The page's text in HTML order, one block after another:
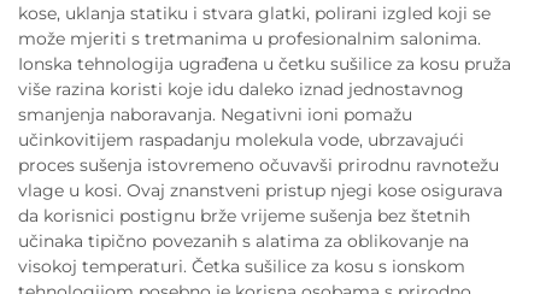
kose, uklanja statiku i stvara glatki, polirani izgled koji se
može mjeriti s tretmanima u profesionalnim salonima.
Ionska tehnologija ugrađena u četku sušilice za kosu pruža
više razina koristi koje idu daleko iznad jednostavnog
smanjenja naboravanja. Negativni ioni pomažu
učinkovitijem raspadanju molekula vode, ubrzavajući
proces sušenja istovremeno očuvavši prirodnu ravnotežu
vlage u kosi. Ovaj znanstveni pristup njegi kose osigurava
da korisnici postignu brže vrijeme sušenja bez štetnih
učinaka tipično povezanih s alatima za oblikovanje na
visokoj temperaturi. Četka sušilice za kosu s ionskom